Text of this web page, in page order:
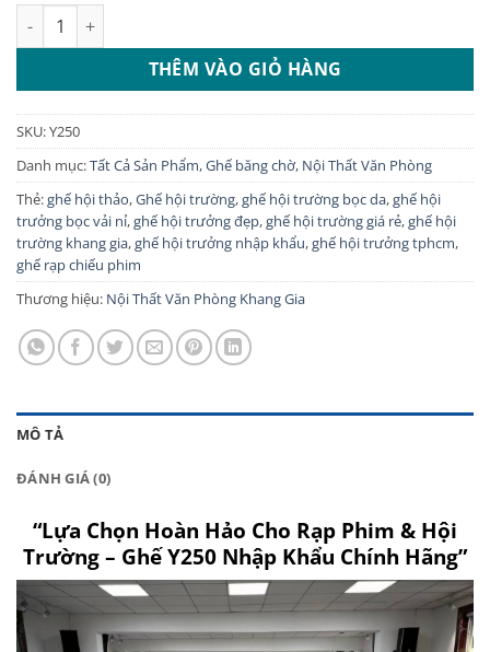
2.500.000 ₫.là:
2.100.000 ₫.
Ghế hội trường & rạp chiếu Phim nhập khẩu: Y250 số lượng
THÊM VÀO GIỎ HÀNG
SKU:Y250
Danh mục:Tất Cả Sản Phẩm,Ghế băng chờ, Nội Thất Văn Phòng
Thẻ:ghế hội thảo,Ghế hội trường,ghế hội trường bọc da,ghế hội
trưởng bọc vải nỉ,ghế hội trưởng đẹp,ghế hội trường giá rẻ,ghế hội
trường khang gia,ghế hội trưởng nhập khẩu,ghế hội trưởng tphcm,
ghế rạp chiếu phim
Thương hiệu: Nội Thất Văn Phòng Khang Gia
MÔ TẢ
ĐÁNH GIÁ (0)
“Lựa Chọn Hoàn Hảo Cho Rạp Phim & Hội
Trường – Ghế Y250 Nhập Khẩu Chính Hãng”